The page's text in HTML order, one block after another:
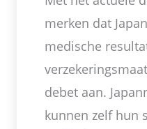
merken dat
medische
debet aan.
kunnen zelf hun